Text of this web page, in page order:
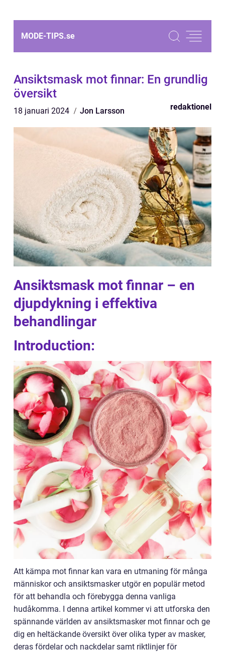
MODE-TIPS.se
Ansiktsmask mot finnar: En grundlig
översikt
18 januari 2024 Jon Larsson redaktionel
Ansiktsmask mot finnar – en
djupdykning i effektiva
behandlingar
Introduction:
Att kämpa mot finnar kan vara en utmaning för många
människor och ansiktsmasker utgör en populär metod
för att behandla och förebygga denna vanliga
hudåkomma. I denna artikel kommer vi att utforska den
spännande världen av ansiktsmasker mot finnar och ge
dig en heltäckande översikt över olika typer av masker,
deras fördelar och nackdelar samt riktlinjer för